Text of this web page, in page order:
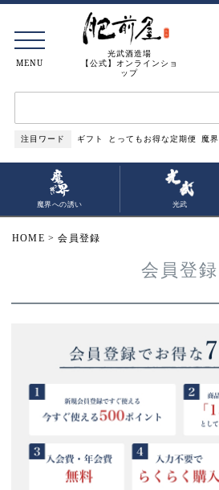
光武酒造場
【公式】オンラインショ
ップ
注目ワード ギフト とってもお得な定期便 魔界
MENU
魔界への誘い 光武
HOME 会員登録
会員登録